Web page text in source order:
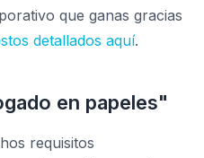
que ganas gracias
detallados aquí.
en papeles"
requisitos